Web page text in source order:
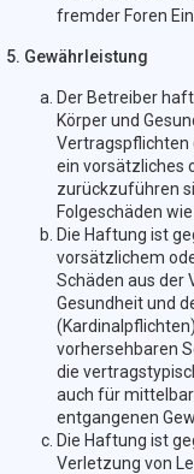
fremder Foren
5. Gewährleistung
Der Betreiber
Körper und
Vertragspflichten
ein vorsätzliches
zurückzuführen
Folgeschäden
Die Haftung ist
vorsätzlichem
Schäden aus der
Gesundheit und
vorhersehbaren
die
auch für
entgangenen
Die Haftung ist
Verletzung von